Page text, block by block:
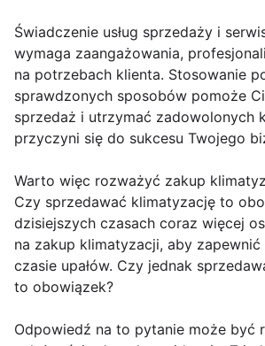
Świadczenie usług sprzedaży i
wymaga zaangażowania,
na potrzebach klienta. Stosowanie
sprawdzonych sposobów pomoże
sprzedaż i utrzymać zadowolonych
przyczyni się do sukcesu Twojego
Warto więc rozważyć zakup
Czy sprzedawać klimatyzację to
dzisiejszych czasach coraz więcej
na zakup klimatyzacji, aby
czasie upałów. Czy jednak
to obowiązek?
Odpowiedź na to pytanie może być